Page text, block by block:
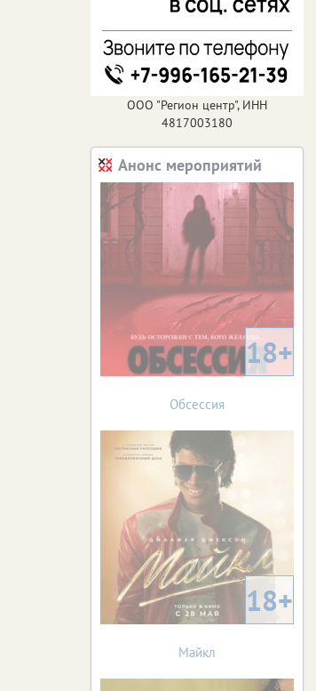
ООО "Регион центр", ИНН
4817003180
Анонс мероприятий
18+
Обсессия
18+
Майкл